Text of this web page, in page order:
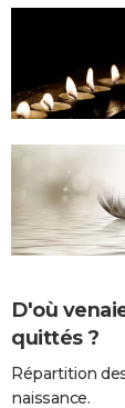
D'où
quittés ?
Répartition
naissance.